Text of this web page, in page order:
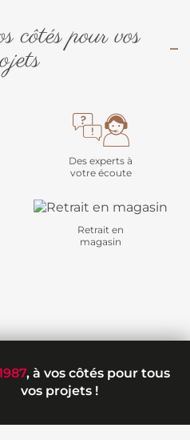
côtés pour vos
Des experts à
votre écoute
Retrait en
magasin
, à vos côtés pour tous
vos projets !